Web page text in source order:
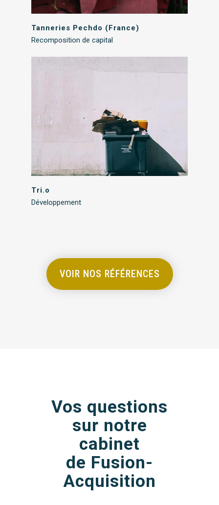
Tanneries Pechdo (France)
Recomposition de capital
Tri.o
Développement
VOIR NOS RÉFÉRENCES
Vos questions
sur notre
cabinet
de Fusion-
Acquisition